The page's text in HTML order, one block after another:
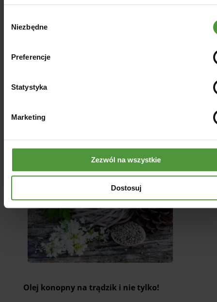
zgody
Niezbędne
Preferencje
Statystyka
Marketing
Zezwól na wszystkie
Dostosuj
powtarzać każdego dnia aż do
zaobserwowania zmian. U każdej osoby
swędzenia czy innych dolegliwości
związanych z cerą trądzikową będzie miał
określonego czasu pełnej kuracji. Na
kremów oraz maseczek.
Olej konopny na trądzik i nie tylko!